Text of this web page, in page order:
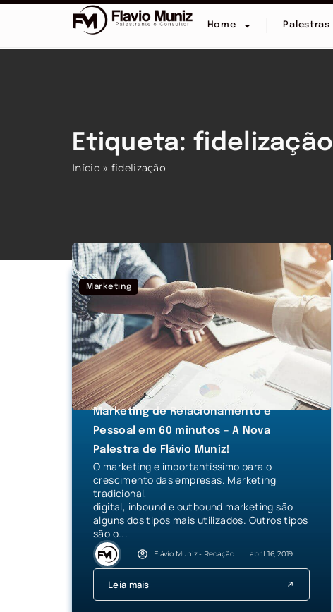
Home Palestras
Etiqueta: fidelização
Início » fidelização
Marketing
Marketing de Relacionamento e
Pessoal em 60 minutos – A Nova
Palestra de Flávio Muniz!
O marketing é importantíssimo para o
crescimento das empresas. Marketing
tradicional,
digital, inbound e outbound marketing são
alguns dos tipos mais utilizados. Outros tipos
são o...
Flávio Muniz - Redação abril 16, 2019
Leia mais